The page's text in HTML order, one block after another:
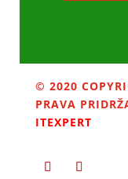
© 2020
PRAVA
ITEXPERT